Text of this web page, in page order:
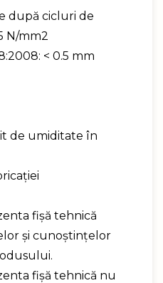
după cicluri de
N/mm2
< 0.5 mm
de umiditate în
fişă tehnică
şi cunoştinţelor
fişă tehnică nu